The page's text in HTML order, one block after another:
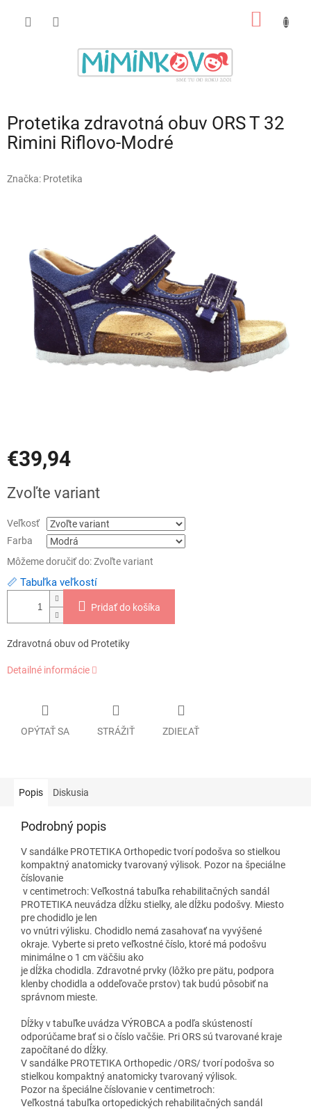
Protetika zdravotná obuv ORS T 32
Rimini Riflovo-Modré
Značka: Protetika
€39,94
cena:
Zvoľte variant
Veľkosť
Farba
Môžeme doručiť do:Zvoľte variant
📏 Tabuľka veľkostí
Pridať do košíka
Zdravotná obuv od Protetiky
Detailné informácie
OPÝTAŤ SA STRÁŽIŤ ZDIEĽAŤ
Popis Diskusia
Podrobný popis
V sandálke PROTETIKA Orthopedic tvorí podošva so stielkou
kompaktný anatomicky tvarovaný výlisok. Pozor na špeciálne
číslovanie
v centimetroch: Veľkostná tabuľka rehabilitačných sandál
PROTETIKA neuvádza dĺžku stielky, ale dĺžku podošvy. Miesto
pre chodidlo je len
vo vnútri výlisku. Chodidlo nemá zasahovať na vyvýšené
okraje. Vyberte si preto veľkostné číslo, ktoré má podošvu
minimálne o 1 cm väčšiu ako
je dĺžka chodidla. Zdravotné prvky (lôžko pre pätu, podpora
klenby chodidla a oddeľovače prstov) tak budú pôsobiť na
správnom mieste.
Dĺžky v tabuľke uvádza VÝROBCA a podľa skústeností
odporúčame brať si o číslo vačšie. Pri ORS sú tvarované kraje
započítané do dĺžky.
V sandálke PROTETIKA Orthopedic /ORS/ tvorí podošva so
stielkou kompaktný anatomicky tvarovaný výlisok.
Pozor na špeciálne číslovanie v centimetroch:
Veľkostná tabuľka ortopedických rehabilitačných sandál